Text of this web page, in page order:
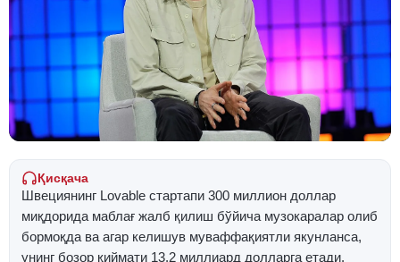
Қисқача
Швециянинг Lovable стартапи 300 миллион доллар
миқдорида маблағ жалб қилиш бўйича музокаралар олиб
бормоқда ва агар келишув муваффақиятли якунланса,
унинг бозор қиймати 13,2 миллиард долларга етади.